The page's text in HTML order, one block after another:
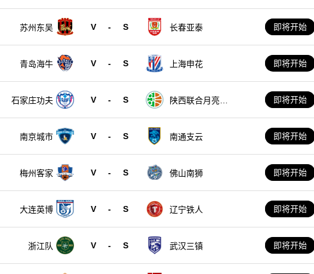
苏州东吴 V - S 长春亚泰 即将开始
青岛海牛 V - S 上海申花 即将开始
石家庄功夫 V - S
陕西联合月亮泊
即将开始
南京城市 V - S 南通支云 即将开始
梅州客家 V - S 佛山南狮 即将开始
大连英博 V - S 辽宁铁人 即将开始
浙江队 V - S 武汉三镇 即将开始